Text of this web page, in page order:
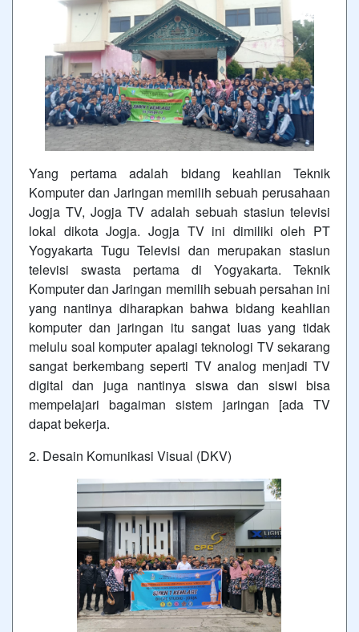
Yang pertama adalah bidang keahlian Teknik
Komputer dan Jaringan memilih sebuah perusahaan
Jogja TV, Jogja TV adalah sebuah stasiun televisi
lokal dikota Jogja. Jogja TV ini dimiliki oleh PT
Yogyakarta Tugu Televisi dan merupakan stasiun
televisi swasta pertama di Yogyakarta. Teknik
Komputer dan Jaringan memilih sebuah persahan ini
yang nantinya diharapkan bahwa bidang keahlian
komputer dan jaringan itu sangat luas yang tidak
melulu soal komputer apalagi teknologi TV sekarang
sangat berkembang seperti TV analog menjadi TV
digital dan juga nantinya siswa dan siswi bisa
mempelajari bagaiman sistem jaringan [ada TV
dapat bekerja.
2. Desain Komunikasi Visual (DKV)